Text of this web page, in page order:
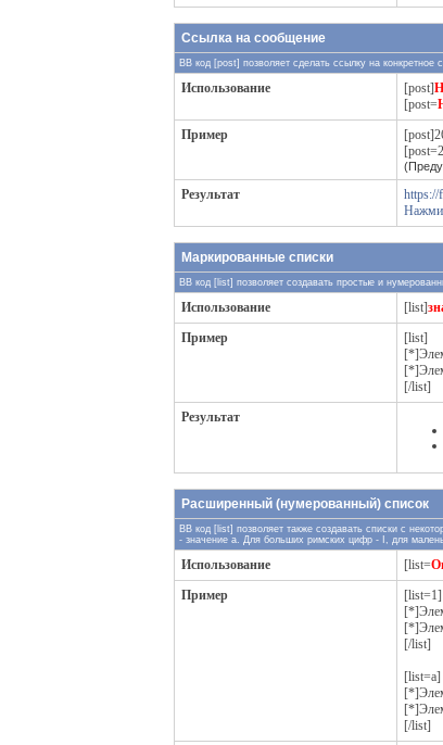
Ссылка на сообщение
BB код [post] позволяет сделать ссылку на
Использование [post]
[post=
Пример
Результат
https://
Маркированные списки
BB код [list] позволяет создавать простые и
Использование [list]
Пример
[list]
[/list]
Результат
Расширенный (нумерованный) список
BB код [list] позволяет также создавать списки с
- значение а. Для больших римских цифр - I, для
Использование [list=
Пример
[list=1]
[/list]
[list=a]
[/list]